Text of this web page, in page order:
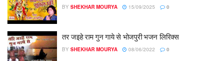
BY SHEKHAR MOURYA 15/09/2025 0
तर जइहे राम गुन गाये से भोजपुरी भजन लिरिक्स
BY SHEKHAR MOURYA 08/06/2022 0